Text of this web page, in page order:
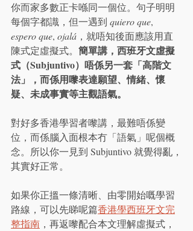
你而家多數正卡喺同一個位。句子明明
每個字都識，但一遇到 quiero que,
espero que, ojalá ，就唔知後面應該用直
陳式定虛擬式。 簡單講，西班牙文虛擬
式（Subjuntivo）唔係另一套「高階文
法」，而係用嚟表達願望、情緒、懷
疑、未成事實等主觀語氣。
對好多香港學習者嚟講，最難唔係變
位，而係腦入面根本冇「語氣」呢個概
念。所以你一見到 Subjuntivo 就覺得亂，
其實好正常。
如果你正搵一條清晰、由零開始嘅學習
路線，可以先睇呢篇香港學西班牙文完
整指南 ，再返嚟配合本文理解虛擬式，